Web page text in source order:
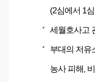
(2심에서 1
세월호사고
부대의 저유
농사 피해,